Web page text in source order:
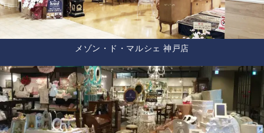
メゾン・ド・マルシェ 神戸店